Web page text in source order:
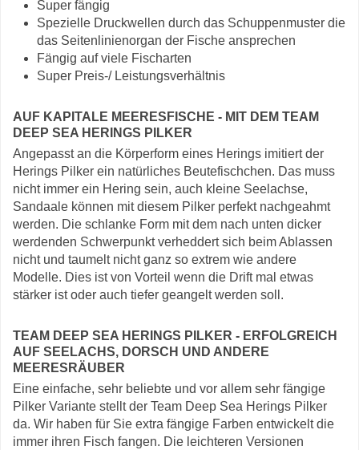
Super fängig
Spezielle Druckwellen durch das Schuppenmuster die
das Seitenlinienorgan der Fische ansprechen
Fängig auf viele Fischarten
Super Preis-/ Leistungsverhältnis
AUF KAPITALE MEERESFISCHE - MIT DEM TEAM
DEEP SEA HERINGS PILKER
Angepasst an die Körperform eines Herings imitiert der
Herings Pilker ein natürliches Beutefischchen. Das muss
nicht immer ein Hering sein, auch kleine Seelachse,
Sandaale können mit diesem Pilker perfekt nachgeahmt
werden. Die schlanke Form mit dem nach unten dicker
werdenden Schwerpunkt verheddert sich beim Ablassen
nicht und taumelt nicht ganz so extrem wie andere
Modelle. Dies ist von Vorteil wenn die Drift mal etwas
stärker ist oder auch tiefer geangelt werden soll.
TEAM DEEP SEA HERINGS PILKER - ERFOLGREICH
AUF SEELACHS, DORSCH UND ANDERE
MEERESRÄUBER
Eine einfache, sehr beliebte und vor allem sehr fängige
Pilker Variante stellt der Team Deep Sea Herings Pilker
da. Wir haben für Sie extra fängige Farben entwickelt die
immer ihren Fisch fangen. Die leichteren Versionen